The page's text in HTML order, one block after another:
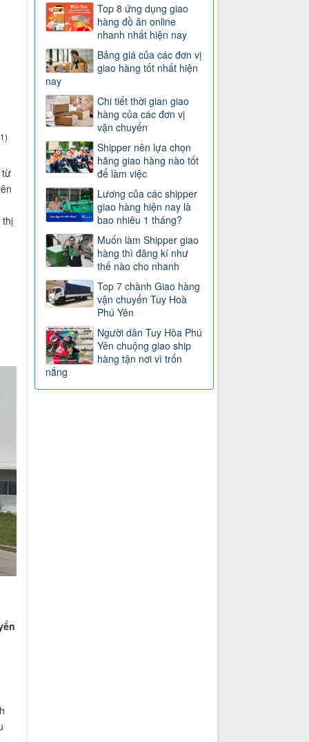
từ
thị
Top 8 ứng dụng giao
hàng đồ ăn online
nhanh nhất hiện nay
Bảng giá của các đơn vị
giao hàng tốt nhất hiện
nay
Chi tiết thời gian giao
hàng của các đơn vị
vận chuyển
Shipper nên lựa chọn
hãng giao hàng nào tốt
để làm việc
Lương của các shipper
giao hàng hiện nay là
bao nhiêu 1 tháng?
Muốn làm Shipper giao
hàng thì đăng kí như
thế nào cho nhanh
Top 7 chành Giao hàng
vận chuyển Tuy Hoà
Phú Yên
Người dân Tuy Hòa Phú
Yên chuộng giao ship
hàng tận nơi vì trốn
nắng